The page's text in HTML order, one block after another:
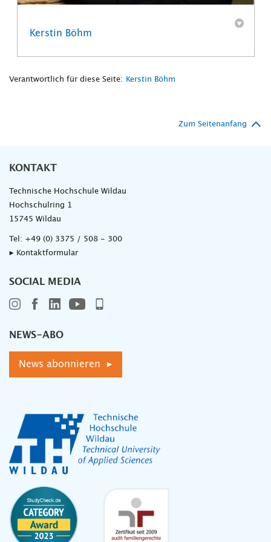
Kerstin Böhm
Verantwortlich für diese Seite: Kerstin Böhm
Zum Seitenanfang
KONTAKT
Technische Hochschule Wildau
Hochschulring 1
15745 Wildau
Tel: +49 (0) 3375 / 508 - 300
▸ Kontaktformular
SOCIAL MEDIA
NEWS-ABO
News abonnieren ▸